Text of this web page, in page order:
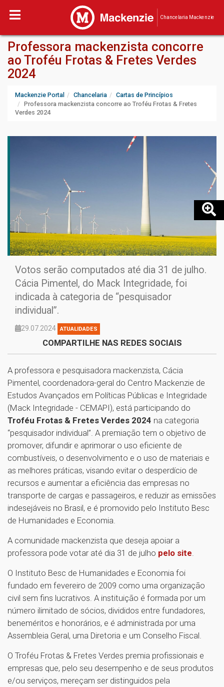
Chancelaria Mackenzie
Professora mackenzista concorre
ao Troféu Frotas & Fretes Verdes
2024
Mackenzie Portal Chancelaria
Cartas de Princípios
Professora mackenzista concorre ao Troféu Frotas & Fretes
Verdes 2024
Votos serão computados até dia 31 de julho.
Cácia Pimentel, do Mack Integridade, foi
indicada à categoria de “pesquisador
individual”.
29.07.2024 ATUALIDADES
COMPARTILHE NAS REDES SOCIAIS
A professora e pesquisadora mackenzista, Cácia
Pimentel, coordenadora-geral do Centro Mackenzie de
Estudos Avançados em Políticas Públicas e Integridade
(Mack Integridade - CEMAPI), está participando do
Troféu Frotas & Fretes Verdes 2024 na categoria
“pesquisador individual”. A premiação tem o objetivo de
promover, difundir e aprimorar o uso eficiente de
combustíveis, o desenvolvimento e o uso de materiais e
as melhores práticas, visando evitar o desperdício de
recursos e aumentar a eficiência das empresas no
transporte de cargas e passageiros, e reduzir as emissões
indesejáveis no Brasil, e é promovido pelo Instituto Besc
de Humanidades e Economia.
A comunidade mackenzista que deseja apoiar a
professora pode votar até dia 31 de julho pelo site
O Instituto Besc de Humanidades e Economia foi
fundado em fevereiro de 2009 como uma organização
civil sem fins lucrativos. A instituição é formada por um
número ilimitado de sócios, divididos entre fundadores,
beneméritos e honorários, e é administrada por uma
Assembleia Geral, uma Diretoria e um Conselho Fiscal.
O Troféu Frotas & Fretes Verdes premia profissionais e
empresas que, pelo seu desempenho e de seus produtos
e/ou serviços, mereçam ser distinguidos pela